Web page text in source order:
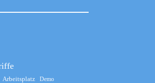
Arbeitsplatz Demo